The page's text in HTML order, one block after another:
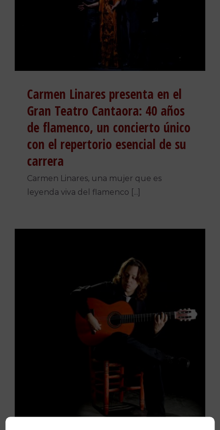
Carmen Linares presenta en el
Gran Teatro Cantaora: 40 años
de flamenco, un concierto único
con el repertorio esencial de su
carrera
Carmen Linares, una mujer que es
leyenda viva del flamenco [...]